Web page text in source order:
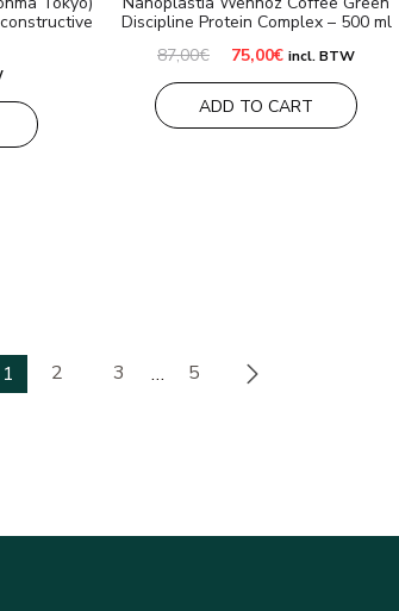
Discipline Protein Complex – 500 ml
87,00€ El
original
era:
87,00€.
75,00€El
actual
es:
75,00€.
incl. BTW
ADD TO CART
1 2 3 … 5